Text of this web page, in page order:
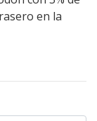
en la